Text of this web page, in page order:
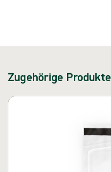
Zugehörige Produkte